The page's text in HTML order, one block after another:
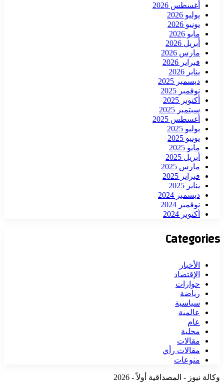
أغسطس 2026
يوليو 2026
يونيو 2026
مايو 2026
أبريل 2026
مارس 2026
فبراير 2026
يناير 2026
ديسمبر 2025
نوفمبر 2025
أكتوبر 2025
سبتمبر 2025
أغسطس 2025
يوليو 2025
يونيو 2025
مايو 2025
أبريل 2025
مارس 2025
فبراير 2025
يناير 2025
ديسمبر 2024
نوفمبر 2024
أكتوبر 2024
Categories
الأخبار
الإقتصاد
حوارات
رياضة
سياسية
عالمية
عام
محلية
مقالات
مقالات رأي
منوعات
وكالة نيوز - المصداقية أولاً - 2026